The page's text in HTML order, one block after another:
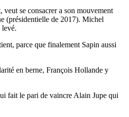
veut se consacrer a son mouvement
(présidentielle de 2017). Michel
levé.
parce que finalement Sapin aussi
en berne, François Hollande y
fait le pari de vaincre Alain Jupe qui